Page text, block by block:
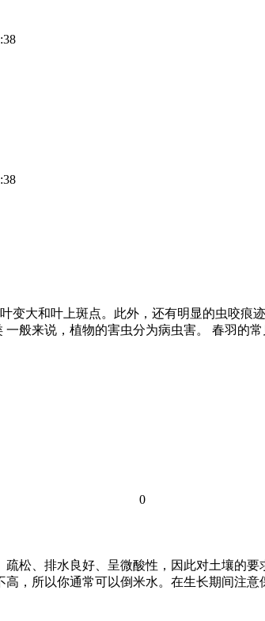
变大和叶上斑点。此外，还有明显的虫咬痕
般来说，植物的害虫分为病虫害。 春羽的
0
松、排水良好、呈微酸性，因此对土壤的
，所以你通常可以倒米水。在生长期间注